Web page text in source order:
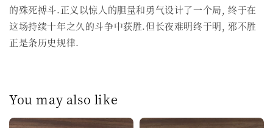
的殊死搏斗.正义以惊人的胆量和勇气设计了一个局, 终于在
这场持续十年之久的斗争中获胜.但长夜难明终于明, 邪不胜
正是条历史规律.
You may also like